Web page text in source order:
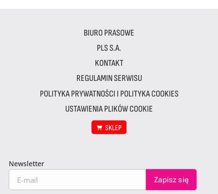
BIURO PRASOWE
PLS S.A.
KONTAKT
REGULAMIN SERWISU
POLITYKA PRYWATNOŚCI I POLITYKA COOKIES
USTAWIENIA PLIKÓW COOKIE
SKLEP
Newsletter